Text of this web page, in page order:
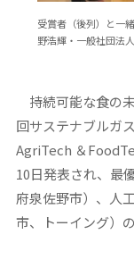
受賞者（後列）と一
野浩輝・一般社団法
持続可能な食の
回サステナブルガ
AgriTech ＆
10日発表され、最
府泉佐野市）、人
市、トーイング）